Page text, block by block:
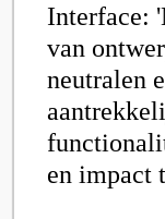
Interface:
van
neutralen
en impact